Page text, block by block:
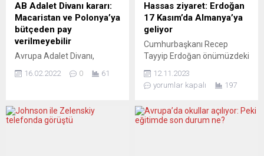
AB Adalet Divanı kararı:
Macaristan ve Polonya’ya
bütçeden pay
verilmeyebilir
Avrupa Adalet Divanı,
Macaristan ve Polonya
tarafından Avrupa Birliği
karşı açılan davaları
reddederek, iki üye ülkenin
16.02.2022 0 61
Hassas ziyaret: Erdoğan
17 Kasım’da Almanya’ya
geliyor
Cumhurbaşkanı Recep
Tayyip Erdoğan önümüzdeki
hafta cuma günü Berlin’i
ziyaret etmeyi planlıyor. “Bir
dizi siyasi konu” üzerine
planlanan ziyaretin Alman
12.11.2023
yorumlar kapalı
197